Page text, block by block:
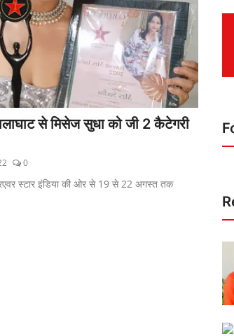
से मिसेज सुधा को जी 2 कैटेगरी
0
स्टार इंडिया की ओर से 19 से 22 अगस्त तक